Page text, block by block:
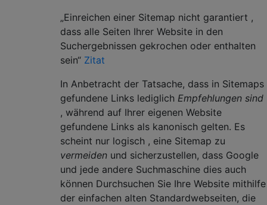
„Einreichen einer Sitemap nicht garantiert ,
dass alle Seiten Ihrer Website in den
Suchergebnissen gekrochen oder enthalten
sein“ Zitat
In Anbetracht der Tatsache, dass in Sitemaps
gefundene Links lediglich Empfehlungen sind
, während auf Ihrer eigenen Website
gefundene Links als kanonisch gelten. Es
scheint nur logisch , eine Sitemap zu
vermeiden und sicherzustellen, dass Google
und jede andere Suchmaschine dies auch
können Durchsuchen Sie Ihre Website mithilfe
der einfachen alten Standardwebseiten, die